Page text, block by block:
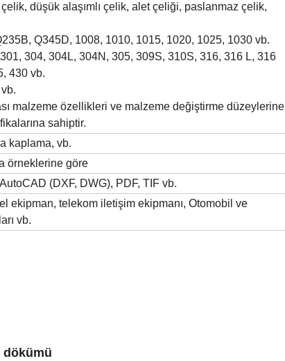
düşük alaşımlı çelik, alet çeliği, paslanmaz çelik,
Q345D, 1008, 1010, 1015, 1020, 1025, 1030 vb.
304, 304L, 304N, 305, 309S, 310S, 316, 316 L, 316
430 vb.
malzeme özellikleri ve malzeme değiştirme düzeylerine
sahiptir.
kaplama, vb.
örneklerine göre
(DXF, DWG), PDF, TIF vb.
ekipman, telekom iletişim ekipmanı, Otomobil ve
vb.
dökümü